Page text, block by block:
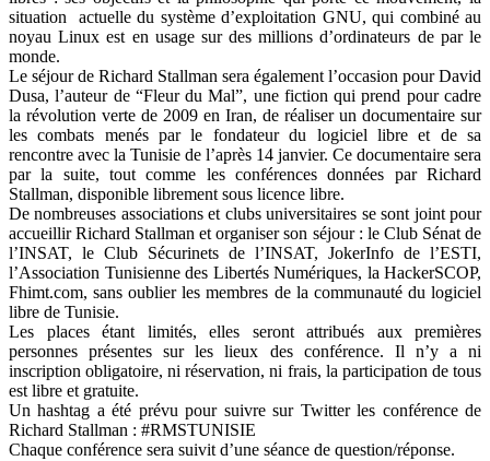
situation actuelle du système d’exploitation GNU, qui combiné au
noyau Linux est en usage sur des millions d’ordinateurs de par le
monde.
Le séjour de Richard Stallman sera également l’occasion pour David
Dusa, l’auteur de “Fleur du Mal”, une fiction qui prend pour cadre
la révolution verte de 2009 en Iran, de réaliser un documentaire sur
les combats menés par le fondateur du logiciel libre et de sa
rencontre avec la Tunisie de l’après 14 janvier. Ce documentaire sera
par la suite, tout comme les conférences données par Richard
Stallman, disponible librement sous licence libre.
De nombreuses associations et clubs universitaires se sont joint pour
accueillir Richard Stallman et organiser son séjour : le Club Sénat de
l’INSAT, le Club Sécurinets de l’INSAT, JokerInfo de l’ESTI,
l’Association Tunisienne des Libertés Numériques, la HackerSCOP,
Fhimt.com, sans oublier les membres de la communauté du logiciel
libre de Tunisie.
Les places étant limités, elles seront attribués aux premières
personnes présentes sur les lieux des conférence. Il n’y a ni
inscription obligatoire, ni réservation, ni frais, la participation de tous
est libre et gratuite.
Un hashtag a été prévu pour suivre sur Twitter les conférence de
Richard Stallman : #RMSTUNISIE
Chaque conférence sera suivit d’une séance de question/réponse.